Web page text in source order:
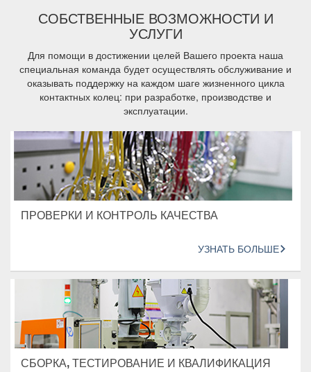
СОБСТВЕННЫЕ ВОЗМОЖНОСТИ И
УСЛУГИ
Для помощи в достижении целей Вашего проекта наша
специальная команда будет осуществлять обслуживание и
оказывать поддержку на каждом шаге жизненного цикла
контактных колец: при разработке, производстве и
эксплуатации.
ПРОВЕРКИ И КОНТРОЛЬ КАЧЕСТВА
УЗНАТЬ БОЛЬШЕ
СБОРКА, ТЕСТИРОВАНИЕ И КВАЛИФИКАЦИЯ